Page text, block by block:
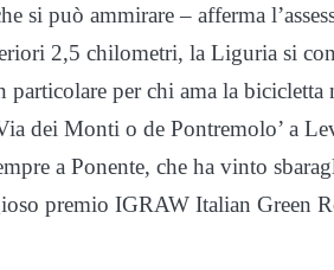
si può ammirare – afferma
2,5 chilometri, la Liguria si
particolare per chi ama la
dei Monti o de Pontremolo’ a
a Ponente, che ha vinto
premio IGRAW Italian Green